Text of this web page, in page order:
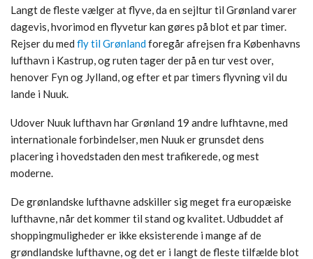
Langt de fleste vælger at flyve, da en sejltur til Grønland varer
dagevis, hvorimod en flyvetur kan gøres på blot et par timer.
Rejser du med fly til Grønlandforegår afrejsen fra Københavns
lufthavn i Kastrup, og ruten tager der på en tur vest over,
henover Fyn og Jylland, og efter et par timers flyvning vil du
lande i Nuuk.
Udover Nuuk lufthavn har Grønland 19 andre lufhtavne, med
internationale forbindelser, men Nuuk er grunsdet dens
placering i hovedstaden den mest trafikerede, og mest
moderne.
De grønlandske lufthavne adskiller sig meget fra europæiske
lufthavne, når det kommer til stand og kvalitet. Udbuddet af
shoppingmuligheder er ikke eksisterende i mange af de
grøndlandske lufthavne, og det er i langt de fleste tilfælde blot